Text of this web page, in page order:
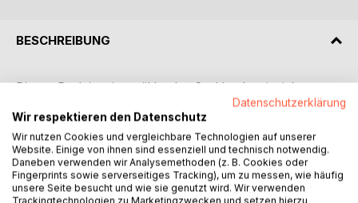
BESCHREIBUNG
Dieses Buch ist ein erzählendes Sachbuch, mit vielen
wertvollen Gedanken zum Leben und zur Ernährung der
heutigen Zeit. Das Buch lädt ein, über den Tellerrand zu
blicken!
Jeder, ob krank oder gesund, ob vegan oder Allesesser,
kann sich umfassend informieren, wie einfach es sein kann,
Datenschutzerklärung
Wir respektieren den Datenschutz
Wir nutzen Cookies und vergleichbare Technologien auf unserer
Website. Einige von ihnen sind essenziell und technisch notwendig.
Daneben verwenden wir Analysemethoden (z. B. Cookies oder
Fingerprints sowie serverseitiges Tracking), um zu messen, wie häufig
unsere Seite besucht und wie sie genutzt wird. Wir verwenden
Trackingtechnologien zu Marketingzwecken und setzen hierzu